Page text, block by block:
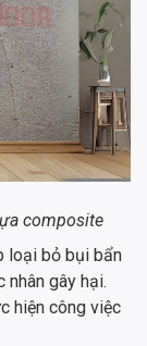
composite
loại bỏ bụi bẩn
gây hại.
hiện công việc